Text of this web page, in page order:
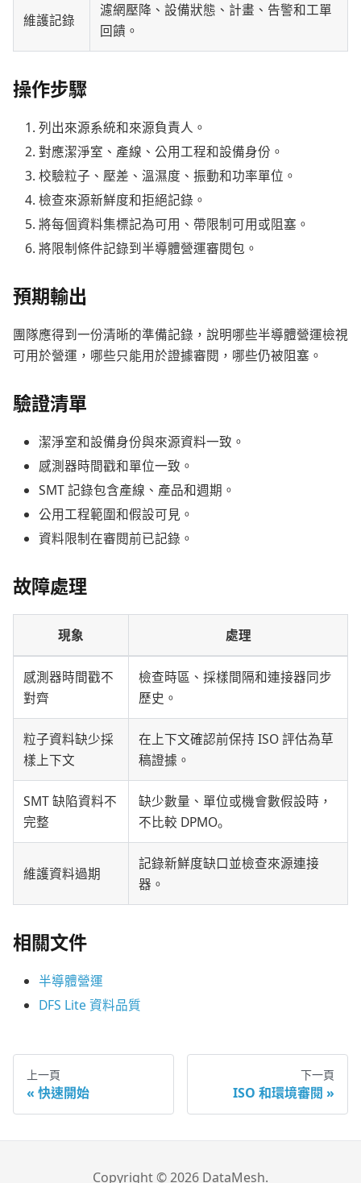
維護記錄
濾網壓降、設備狀態、計畫、告警和工單
回饋。
操作步驟
列出來源系統和來源負責人。
對應潔淨室、產線、公用工程和設備身份。
校驗粒子、壓差、溫濕度、振動和功率單位。
檢查來源新鮮度和拒絕記錄。
將每個資料集標記為可用、帶限制可用或阻塞。
將限制條件記錄到半導體營運審閱包。
預期輸出
團隊應得到一份清晰的準備記錄，說明哪些半導體營運檢視
可用於營運，哪些只能用於證據審閱，哪些仍被阻塞。
驗證清單
潔淨室和設備身份與來源資料一致。
感測器時間戳和單位一致。
SMT 記錄包含產線、產品和週期。
公用工程範圍和假設可見。
資料限制在審閱前已記錄。
故障處理
現象 處理
感測器時間戳不
對齊
檢查時區、採樣間隔和連接器同步
歷史。
粒子資料缺少採
樣上下文
在上下文確認前保持 ISO 評估為草
稿證據。
SMT 缺陷資料不
完整
缺少數量、單位或機會數假設時，
不比較 DPMO。
維護資料過期
記錄新鮮度缺口並檢查來源連接
器。
相關文件
半導體營運
DFS Lite 資料品質
上一頁
快速開始
下一頁
ISO 和環境審閱
Copyright © 2026 DataMesh.